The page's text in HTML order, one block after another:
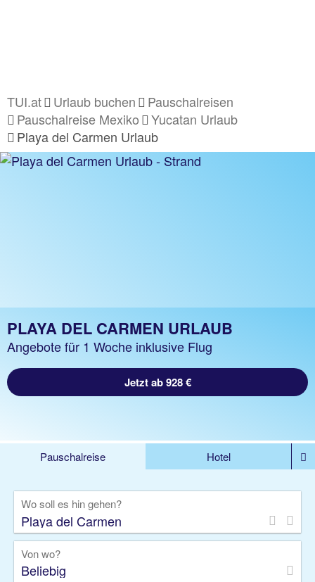
TUI.at Urlaub buchen
Pauschalreisen
Pauschalreise Mexiko
Yucatan Urlaub
Playa del Carmen Urlaub
PLAYA DEL CARMEN URLAUB
Angebote für 1 Woche inklusive Flug
Jetzt ab 928 €
Pauschalreise
Hotel
Rundreise
Kreuzfahrt
Gruppenreise
Camper Privattransfer
Wo soll es hin gehen?
Von wo?
Beliebig